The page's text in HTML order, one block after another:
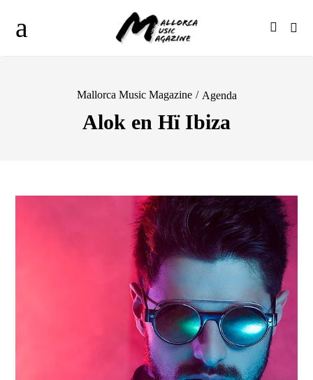
Mallorca Music Magazine / Agenda
Alok en Hï Ibiza